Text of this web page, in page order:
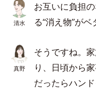
清水
お互いに負担
る“消え物”が
真野
そうですね。
り、日頃から
だったらハン